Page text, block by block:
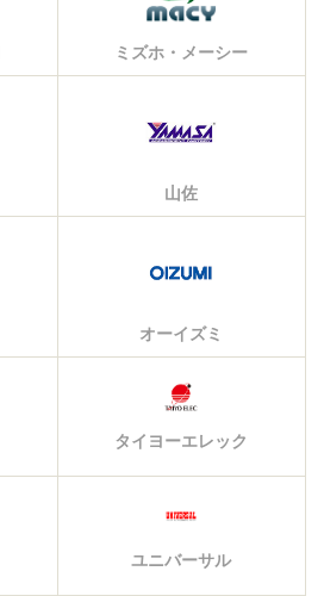
ミズホ・メーシー
山佐
オーイズミ
タイヨーエレック
ユニバーサル